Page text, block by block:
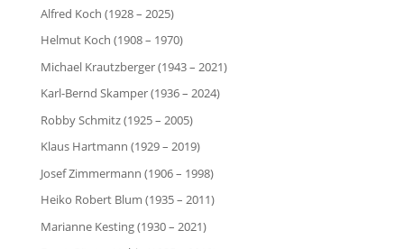
Alfred Koch (1928 – 2025)
Helmut Koch (1908 – 1970)
Michael Krautzberger (1943 – 2021)
Karl-Bernd Skamper (1936 – 2024)
Robby Schmitz (1925 – 2005)
Klaus Hartmann (1929 – 2019)
Josef Zimmermann (1906 – 1998)
Heiko Robert Blum (1935 – 2011)
Marianne Kesting (1930 – 2021)